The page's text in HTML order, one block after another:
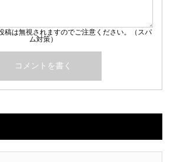
稿は無視されますのでご注意ください。（スパ
ム対策）